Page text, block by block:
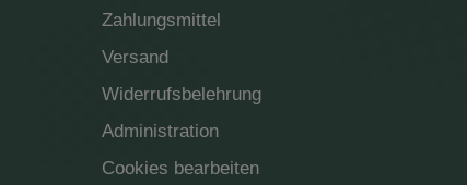
Zahlungsmittel
Versand
Widerrufsbelehrung
Administration
Cookies bearbeiten